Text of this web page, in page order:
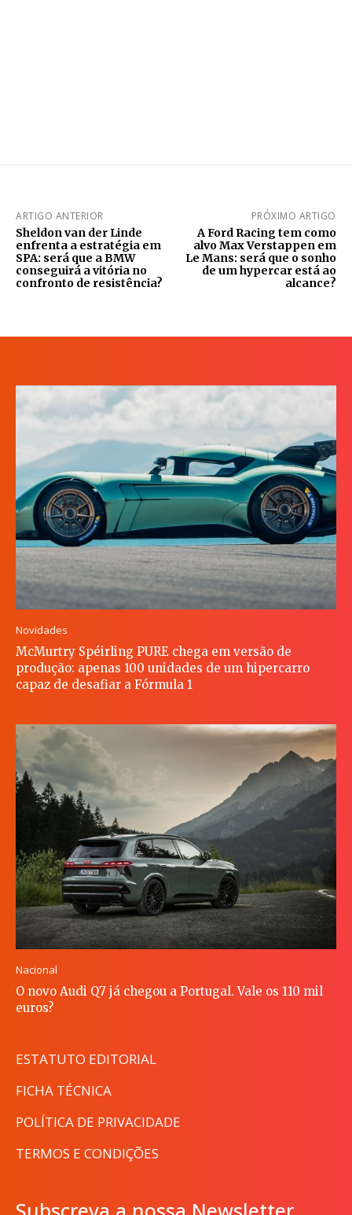
ARTIGO ANTERIOR
Sheldon van der Linde
enfrenta a estratégia em
SPA: será que a BMW
conseguirá a vitória no
confronto de resistência?
PRÓXIMO ARTIGO
A Ford Racing tem como
alvo Max Verstappen em
Le Mans: será que o sonho
de um hypercar está ao
alcance?
Novidades
McMurtry Spéirling PURE chega em versão de
produção: apenas 100 unidades de um hipercarro
capaz de desafiar a Fórmula 1
Nacional
O novo Audi Q7 já chegou a Portugal. Vale os 110 mil
euros?
ESTATUTO EDITORIAL
FICHA TÉCNICA
POLÍTICA DE PRIVACIDADE
TERMOS E CONDIÇÕES